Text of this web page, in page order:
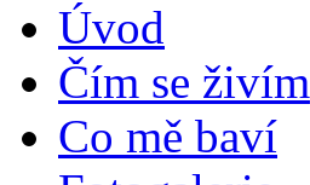
Úvod
Čím se živím
Co mě baví